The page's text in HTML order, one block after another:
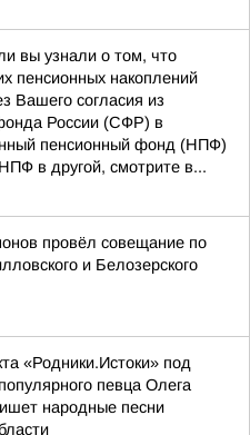
вы узнали о том, что
пенсионных накоплений
Вашего согласия из
России (СФР) в
пенсионный фонд (НПФ)
в другой, смотрите в...
провёл совещание по
и Белозерского
«Родники.Истоки» под
певца Олега
народные песни